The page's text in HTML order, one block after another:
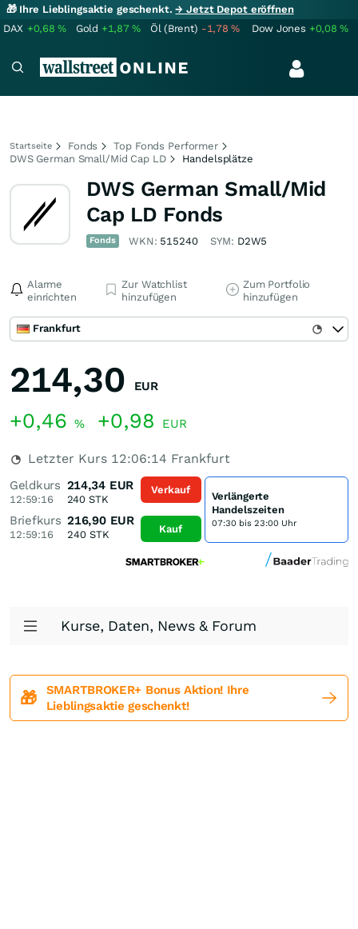
🎁 Ihre Lieblingsaktie geschenkt.→ Jetzt Depot eröffnen
DAX +0,68% Gold +1,87% Öl (Brent) -1,78% Dow Jones +0,08%
Startseite Fonds
Top Fonds Performer
DWS German Small/Mid Cap LD
Handelsplätze
DWS German Small/Mid
Cap LD Fonds
Fonds WKN: 515240 SYM: D2W5
Alarme
einrichten
Zur Watchlist
hinzufügen
Zum Portfolio
hinzufügen
Frankfurt
214,30 EUR
+0,46 % +0,98 EUR
Letzter Kurs 12:06:14 Frankfurt
Geldkurs
12:59:16
214,34 EUR
240 STK
Briefkurs
12:59:16
216,90 EUR
240STK
Verkauf
Kauf
Verlängerte
Handelszeiten
07:30 bis 23:00 Uhr
Kurse, Daten, News & Forum
🎁
SMARTBROKER+ Bonus Aktion! Ihre
Lieblingsaktie geschenkt!